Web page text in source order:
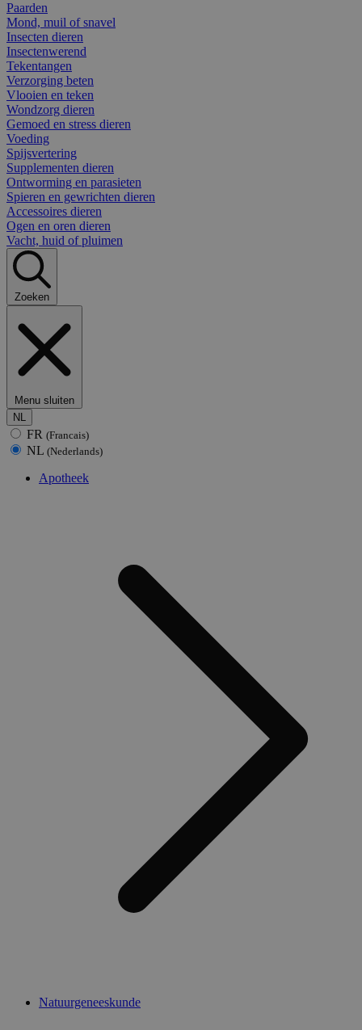
Paarden
Mond, muil of snavel
Insecten dieren
Insectenwerend
Tekentangen
Verzorging beten
Vlooien en teken
Wondzorg dieren
Gemoed en stress dieren
Voeding
Spijsvertering
Supplementen dieren
Ontworming en parasieten
Spieren en gewrichten dieren
Accessoires dieren
Ogen en oren dieren
Vacht, huid of pluimen
Zoeken
Menu sluiten
NL
FR (Francais)
NL (Nederlands)
Apotheek
Natuurgeneeskunde